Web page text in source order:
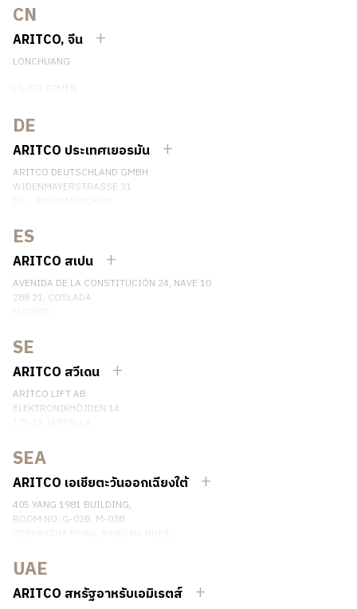
CN
ARITCO, จีน
LONCHUANG
LG059, CIMEN
SHANGHAI, CHINA
EMAIL:INFO.CHINA@ARITCO.COM
เบอร์โทรศัพท์: +86 400 6233 121
ติดต่อเรา
DE
ARITCO ประเทศเยอรมัน
ARITCO DEUTSCHLAND GMBH
WIDENMAYERSTRASSE 31
เบอร์โทรศัพท์: +49 7123 9597272
ติดต่อเรา
ES
ARITCO สเปน
AVENIDA DE LA CONSTITUCIÓN 24, NAVE 10
288 21, COSLADA
เบอร์โทรศัพท์: (+34) 918 622 552
ติดต่อเรา
SE
ARITCO สวีเดน
ARITCO LIFT AB
ELEKTRONIKHÖJDEN 14
เบอร์โทรศัพท์: +46 8 120 401 00
ติดต่อเรา
SEA
ARITCO เอเชียตะวันออกเฉียงใต้
405 YANG 1981 BUILDING,
ROOM NO. G-02B, M-03B
เบอร์โทรศัพท์: +66 863174017
ติดต่อเรา
UAE
ARITCO สหรัฐอาหรับเอมิเรตส์